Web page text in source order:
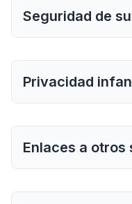
Seguridad de
Privacidad
Enlaces a otros